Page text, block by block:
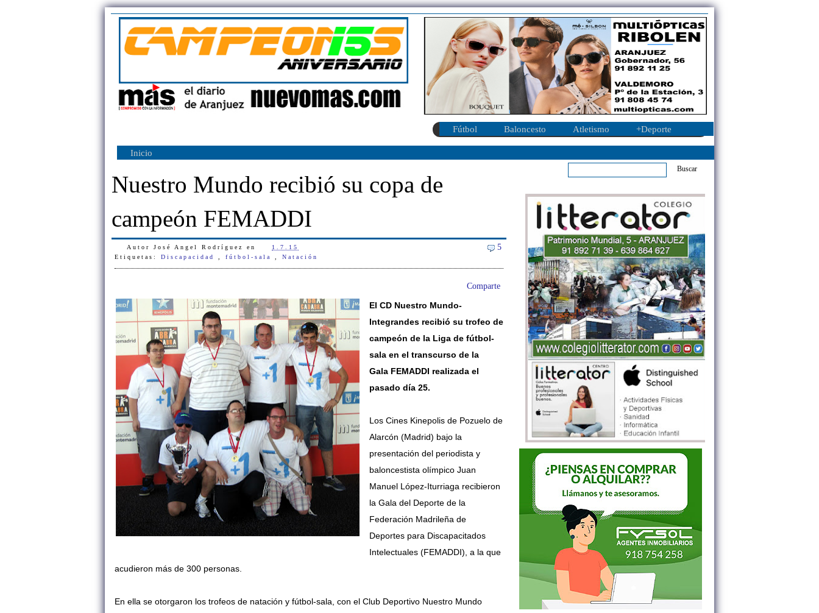
Fútbol Baloncesto Atletismo +Deporte
Inicio
Nuestro Mundo recibió su copa de
campeón FEMADDI
Autor José Angel Rodríguez en 1.7.15 5
Etiquetas: Discapacidad fútbol-sala Natación
Comparte
El CD Nuestro Mundo-
Integrandes recibió su trofeo de
campeón de la Liga de fútbol-
sala en el transcurso de la
Gala FEMADDI realizada el
pasado día 25.
Los Cines Kinepolis de Pozuelo de
Alarcón (Madrid) bajo la
presentación del periodista y
baloncestista olímpico Juan
Manuel López-Iturriaga recibieron
la Gala del Deporte de la
Federación Madrileña de
Deportes para Discapacitados
Intelectuales (FEMADDI), a la que
acudieron más de 300 personas.
En ella se otorgaron los trofeos de natación y fútbol-sala, con el Club Deportivo Nuestro Mundo